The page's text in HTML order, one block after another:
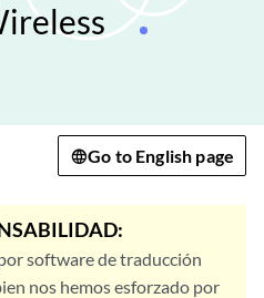
Go to English page
software de traducción
nos hemos esforzado por